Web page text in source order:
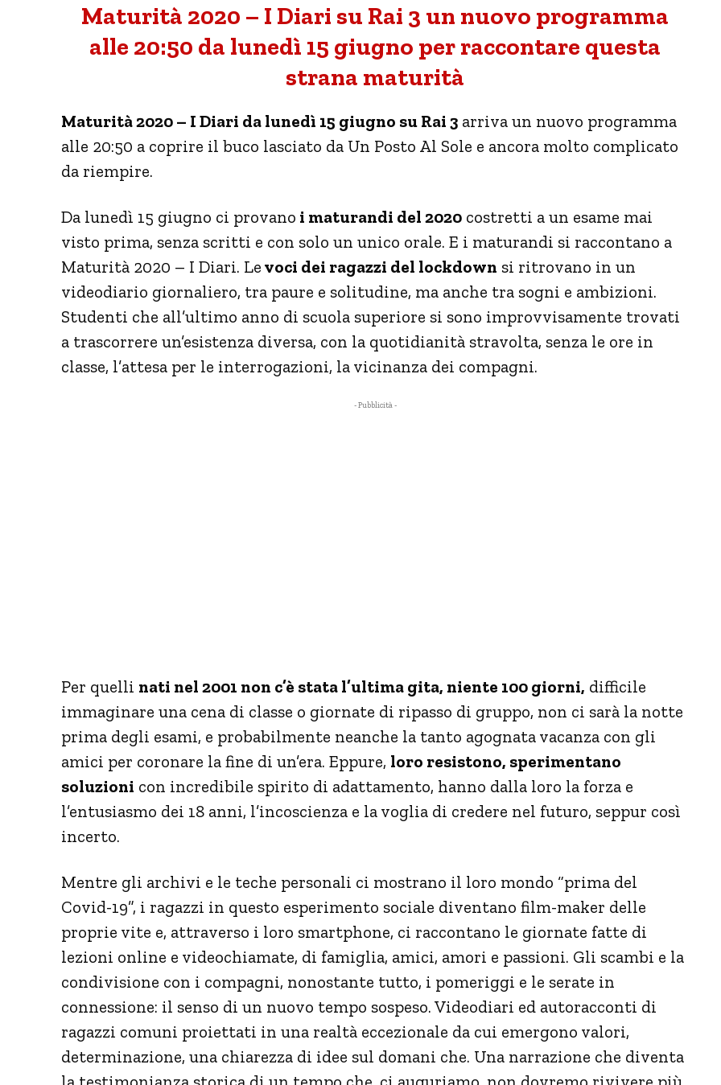
Maturità 2020 – I Diari su Rai 3 un nuovo programma
alle 20:50 da lunedì 15 giugno per raccontare questa
strana maturità
Maturità 2020 – I Diari da lunedì 15 giugno su Rai 3 arriva un nuovo programma
alle 20:50 a coprire il buco lasciato da Un Posto Al Sole e ancora molto complicato
da riempire.
Da lunedì 15 giugno ci provano i maturandi del 2020 costretti a un esame mai
visto prima, senza scritti e con solo un unico orale. E i maturandi si raccontano a
Maturità 2020 – I Diari. Le voci dei ragazzi del lockdown si ritrovano in un
videodiario giornaliero, tra paure e solitudine, ma anche tra sogni e ambizioni.
Studenti che all’ultimo anno di scuola superiore si sono improvvisamente trovati
a trascorrere un’esistenza diversa, con la quotidianità stravolta, senza le ore in
classe, l’attesa per le interrogazioni, la vicinanza dei compagni.
- Pubblicità -
Per quelli nati nel 2001 non c’è stata l’ultima gita, niente 100 giorni, difficile
immaginare una cena di classe o giornate di ripasso di gruppo, non ci sarà la notte
prima degli esami, e probabilmente neanche la tanto agognata vacanza con gli
amici per coronare la fine di un’era. Eppure, loro resistono, sperimentano
soluzioni con incredibile spirito di adattamento, hanno dalla loro la forza e
l’entusiasmo dei 18 anni, l’incoscienza e la voglia di credere nel futuro, seppur così
incerto.
Mentre gli archivi e le teche personali ci mostrano il loro mondo “prima del
Covid-19”, i ragazzi in questo esperimento sociale diventano film-maker delle
proprie vite e, attraverso i loro smartphone, ci raccontano le giornate fatte di
lezioni online e videochiamate, di famiglia, amici, amori e passioni. Gli scambi e la
condivisione con i compagni, nonostante tutto, i pomeriggi e le serate in
connessione: il senso di un nuovo tempo sospeso. Videodiari ed autoracconti di
ragazzi comuni proiettati in una realtà eccezionale da cui emergono valori,
determinazione, una chiarezza di idee sul domani che. Una narrazione che diventa